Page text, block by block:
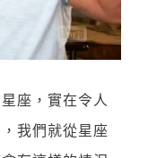
座，實在令人
我們就從星座